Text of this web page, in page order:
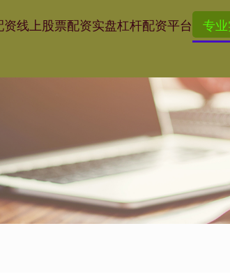
资线上股票配资实盘杠杆配资平台 专